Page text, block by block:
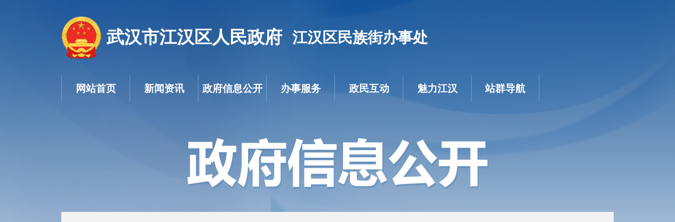
武汉市江汉区人民政府 江汉区民族街办事处
网站首页 新闻资讯 政府信息公开 办事服务 政民互动 魅力江汉 站群导航